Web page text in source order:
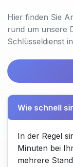
Hier finden Sie
rund um unsere
Schlüsseldienst
Wie schnell
In der Regel
Minuten bei
mehrere